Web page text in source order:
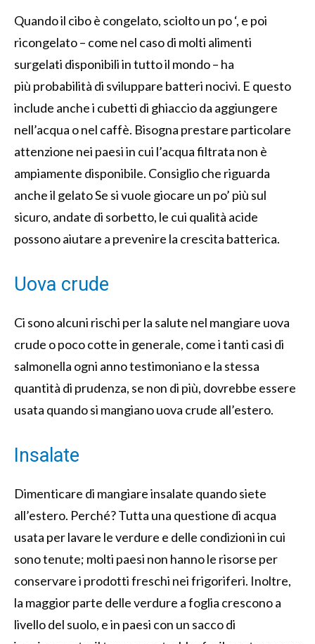
Quando il cibo è congelato, sciolto un po ‘, e poi
ricongelato – come nel caso di molti alimenti
surgelati disponibili in tutto il mondo – ha
più probabilità di sviluppare batteri nocivi. E questo
include anche i cubetti di ghiaccio da aggiungere
nell’acqua o nel caffè. Bisogna prestare particolare
attenzione nei paesi in cui l’acqua filtrata non è
ampiamente disponibile. Consiglio che riguarda
anche il gelato Se si vuole giocare un po’ più sul
sicuro, andate di sorbetto, le cui qualità acide
possono aiutare a prevenire la crescita batterica.
Uova crude
Ci sono alcuni rischi per la salute nel mangiare uova
crude o poco cotte in generale, come i tanti casi di
salmonella ogni anno testimoniano e la stessa
quantità di prudenza, se non di più, dovrebbe essere
usata quando si mangiano uova crude all’estero.
Insalate
Dimenticare di mangiare insalate quando siete
all’estero. Perché? Tutta una questione di acqua
usata per lavare le verdure e delle condizioni in cui
sono tenute; molti paesi non hanno le risorse per
conservare i prodotti freschi nei frigoriferi. Inoltre,
la maggior parte delle verdure a foglia crescono a
livello del suolo, e in paesi con un sacco di